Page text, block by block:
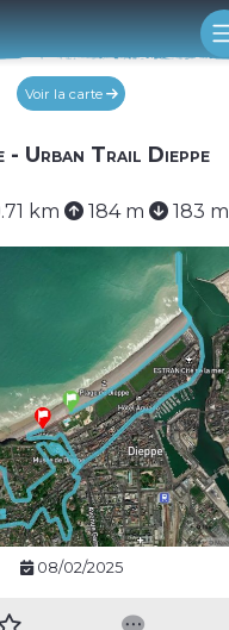
Voir la carte
- Urban Trail Dieppe
km 184 m 183 m
08/02/2025